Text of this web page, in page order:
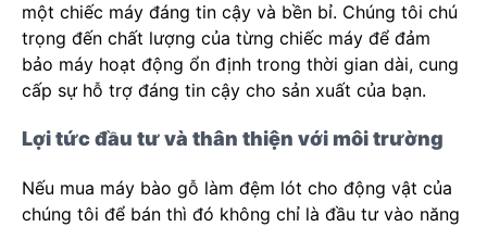
một chiếc máy đáng tin cậy và bền bỉ. Chúng tôi chú
trọng đến chất lượng của từng chiếc máy để đảm
bảo máy hoạt động ổn định trong thời gian dài, cung
cấp sự hỗ trợ đáng tin cậy cho sản xuất của bạn.
Lợi tức đầu tư và thân thiện với môi trường
Nếu mua máy bào gỗ làm đệm lót cho động vật của
chúng tôi để bán thì đó không chỉ là đầu tư vào năng